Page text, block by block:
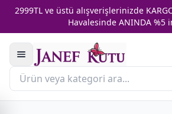
2999TL ve üstü alışverişlerinizde
Havalesinde ANINDA %5